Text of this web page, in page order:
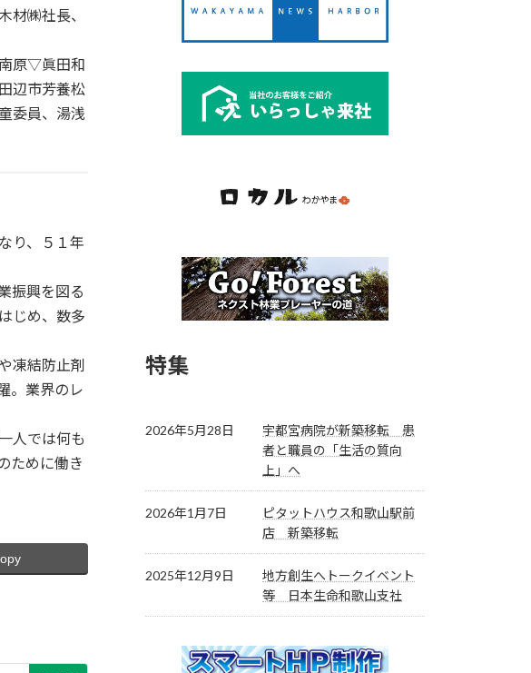
㈱社長、
原▽眞田和
辺市芳養松
委員、湯浅
り、５１年
振興を図る
じめ、数多
凍結防止剤
。業界のレ
人では何も
ために働き
特集
2026年5月28日
宇都宮病院が新築移転 患
者と職員の「生活の質向
上」へ
2026年1月7日
ピタットハウス和歌山駅前
店 新築移転
2025年12月9日
地方創生へトークイベント
等 日本生命和歌山支社